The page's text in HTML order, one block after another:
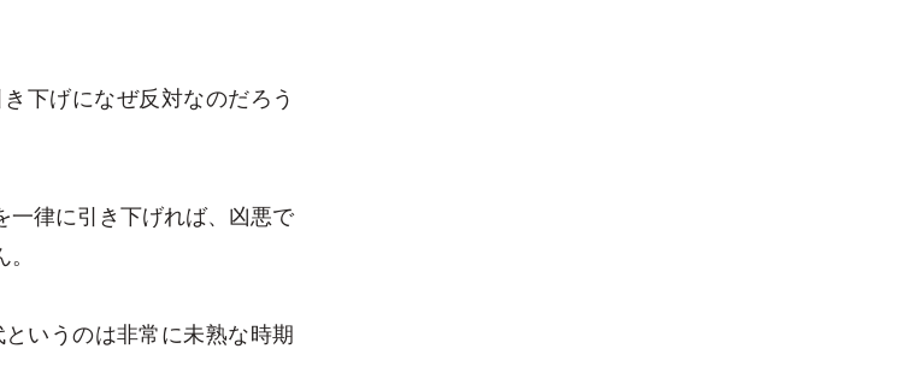
下げになぜ反対なのだろう
一律に引き下げれば、凶悪で
いうのは非常に未熟な時期